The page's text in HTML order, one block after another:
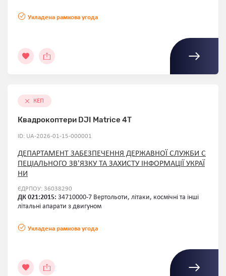
Укладена рамкова угода
КЕП
Квадрокоптери DJI Matrice 4T
ID: UA-2026-01-15-000001
ДЕПАРТАМЕНТ ЗАБЕЗПЕЧЕННЯ ДЕРЖАВНОЇ СЛУЖБИ С
ПЕЦІАЛЬНОГО ЗВ'ЯЗКУ ТА ЗАХИСТУ ІНФОРМАЦІЇ УКРАЇ
НИ
ЄДРПОУ: 36038290
ДК 021:2015: 34710000-7 Вертольоти, літаки, космічні та інші
літальні апарати з двигуном
Укладена рамкова угода